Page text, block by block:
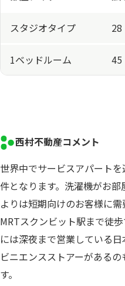
スタジオタイプ 28
1ベッドルーム 45
西村不動産コメント
世界中でサービスアパート
件となります。洗濯機がお
よりは短期向けのお客様に
MRTスクンビット駅まで徒
には深夜まで営業している
ビニエンスストアーがある
す。